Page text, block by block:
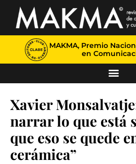
MAKMA, Premio
en
Xavier
narrar lo que está
que eso se quede
cerámica”